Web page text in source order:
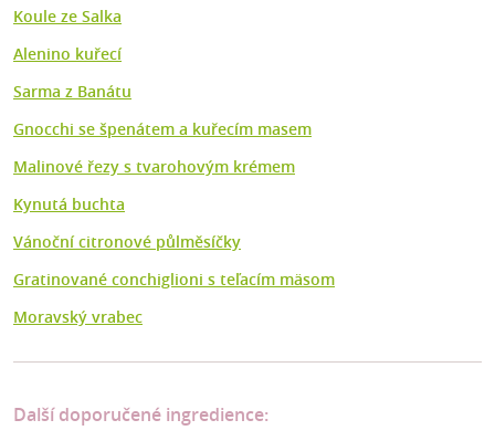
Koule ze Salka
Alenino kuřecí
Sarma z Banátu
Gnocchi se špenátem a kuřecím masem
Malinové řezy s tvarohovým krémem
Kynutá buchta
Vánoční citronové půlměsíčky
Gratinované conchiglioni s teľacím mäsom
Moravský vrabec
Další doporučené ingredience: